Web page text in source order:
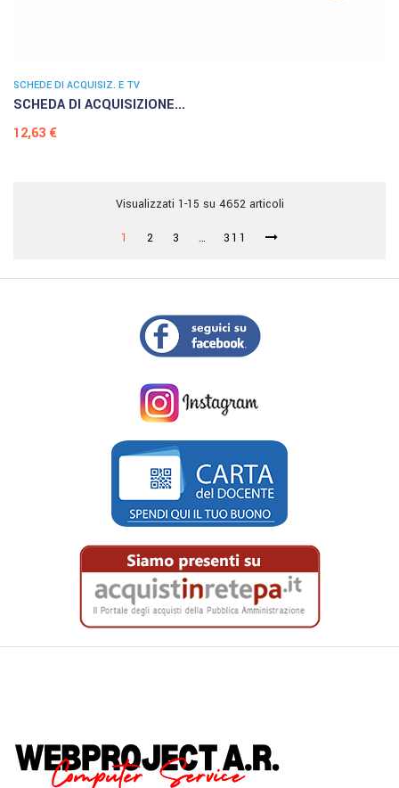
SCHEDE DI ACQUISIZ. E TV
SCHEDA DI ACQUISIZIONE...
Prezzo
12,63 €
Visualizzati 1-15 su 4652 articoli
1 2 3 … 311